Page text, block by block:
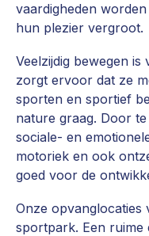
vaardigheden
hun plezier vergroot.
Veelzijdig bewegen
zorgt ervoor dat ze
sporten en sportief
nature graag. Door
sociale- en
motoriek en ook
goed voor de
Onze opvanglocaties
sportpark. Een